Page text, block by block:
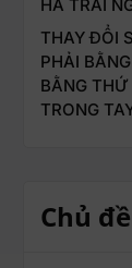
HÀ TRẢI
THAY ĐỔI
PHẢI
BẰNG
TRONG
Chủ đề